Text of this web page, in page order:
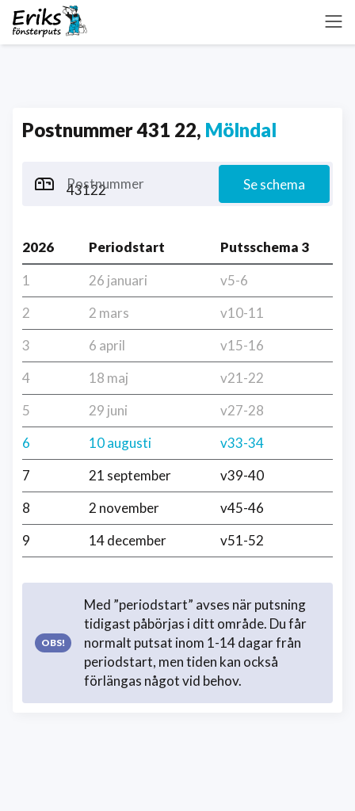
Postnummer 431 22, Mölndal
Postnummer Se schema
2026 Periodstart
Putsschema 3
1
26 januari
v5-6
2
2 mars
v10-11
3
6 april
v15-16
4
18 maj
v21-22
5
29 juni
v27-28
6
10 augusti
v33-34
7
21 september
v39-40
8
2 november
v45-46
9
14 december v51-52
Med ”periodstart” avses när putsning
tidigast påbörjas i ditt område. Du får
normalt putsat inom 1-14 dagar från
periodstart, men tiden kan också
förlängas något vid behov.